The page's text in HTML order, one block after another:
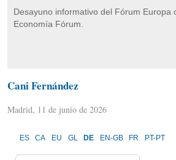
Desayuno informativo del Fórum Europa
Economía Fórum.
Cani Fernández
Madrid, 11 de junio de 2026
ES CA EU GL DE EN-GB FR PT-PT